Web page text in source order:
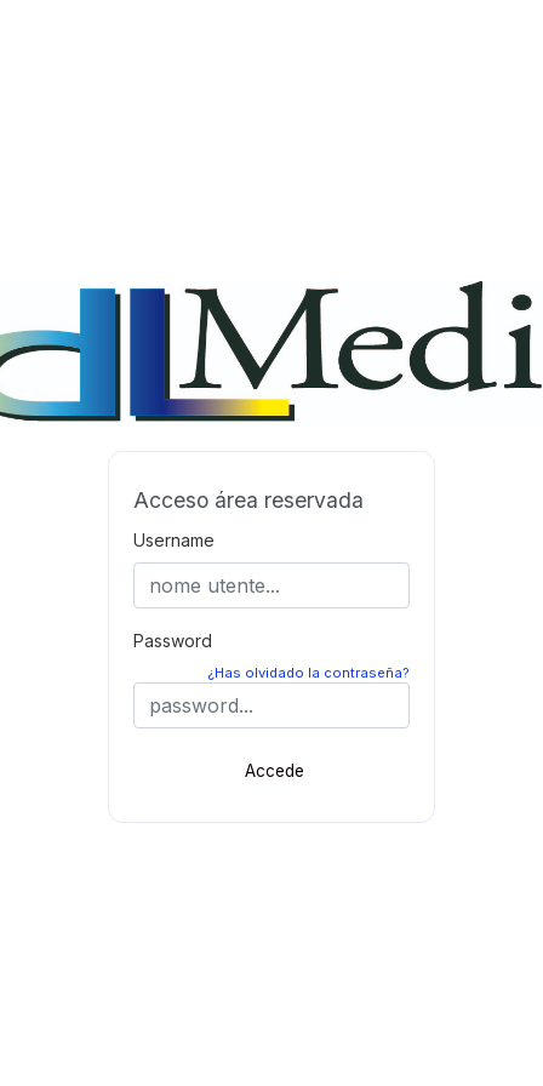
Acceso área reservada
Username
Password
¿Has olvidado la contraseña?
Accede